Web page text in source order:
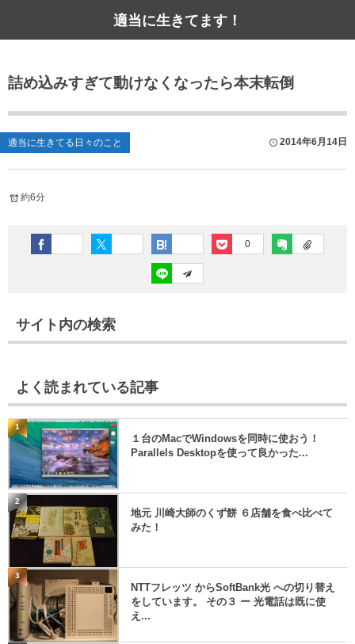
適当に生きてます！
詰め込みすぎて動けなくなったら本末転倒
適当に生きてる日々のこと 2014年6月14日
約6分
0
サイト内の検索
よく読まれている記事
1
１台のMacでWindowsを同時に使おう！
Parallels Desktopを使って良かった...
2
地元 川崎大師のくず餅 ６店舗を食べ比べて
みた！
3
NTTフレッツ からSoftBank光 への切り替え
をしています。 その３ ー 光電話は既に使
え...